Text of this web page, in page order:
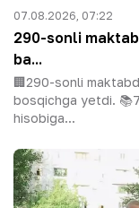
07.08.2026, 07:22
290-sonli
ba...
🏢290-sonli
bosqichga yetdi.
hisobiga...